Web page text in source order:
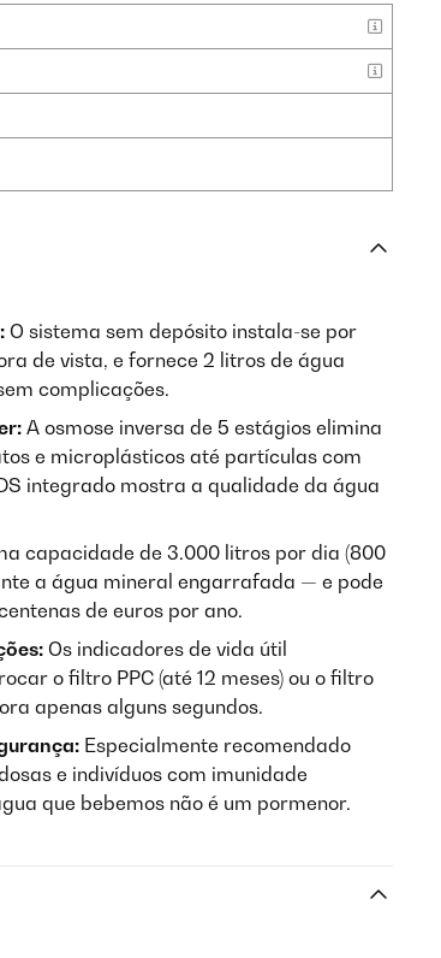
O sistema sem depósito instala-se por
de vista, e fornece 2 litros de água
complicações.
A osmose inversa de 5 estágios elimina
e microplásticos até partículas com
integrado mostra a qualidade da água
capacidade de 3.000 litros por dia (800
a água mineral engarrafada — e pode
de euros por ano.
Os indicadores de vida útil
o filtro PPC (até 12 meses) ou o filtro
apenas alguns segundos.
Especialmente recomendado
e indivíduos com imunidade
que bebemos não é um pormenor.